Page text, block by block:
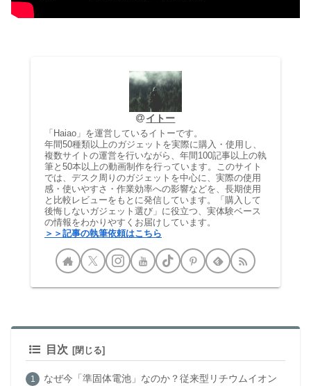
イトー
「Haiao」を運営しているイトーです。
年間50種類以上のガジェットを実際に購入・使用し、
複数サイトの運営を行いながら、年間100記事以上の執
筆と50本以上の動画制作を行っています。このサイト
では、デスク周りのガジェットを中心に、実際の使用
感・使いやすさ・作業効率への影響などを、長期使用
と比較レビューをもとに発信しています。「購入して
後悔しないガジェット選び」に役立つ、実体験ベース
の情報をわかりやすくお届けしています。
＞＞記事の執筆依頼はこちら
目次
なぜ今「準固体電池」なのか？従来型リチウムイオン